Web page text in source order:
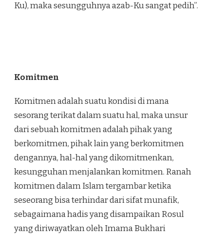
Ku), maka sesungguhnya azab-Ku sangat pedih”.
Komitmen
Komitmen adalah suatu kondisi di mana
sesorang terikat dalam suatu hal, maka unsur
dari sebuah komitmen adalah pihak yang
berkomitmen, pihak lain yang berkomitmen
dengannya, hal-hal yang dikomitmenkan,
kesungguhan menjalankan komitmen. Ranah
komitmen dalam Islam tergambar ketika
seseorang bisa terhindar dari sifat munafik,
sebagaimana hadis yang disampaikan Rosul
yang diriwayatkan oleh Imama Bukhari